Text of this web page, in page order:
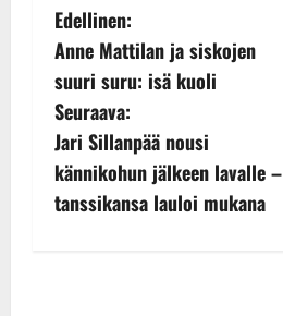
P
o
s
t
n
Edellinen:
Anne Mattilan ja siskojen
suuri suru: isä kuoli
Seuraava:
Jari Sillanpää nousi
kännikohun jälkeen lavalle –
tanssikansa lauloi mukana